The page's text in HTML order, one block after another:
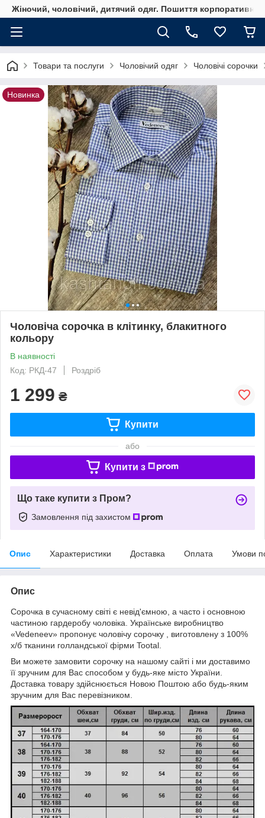
Жіночий, чоловічий, дитячий одяг. Пошиття
Товари та послуги Чоловічий одяг Чоловічі сорочки
Новинка
Чоловіча сорочка в клітинку, блакитного
кольору
В наявності
Код: РКД-47
Роздріб
1 299 ₴
Купити
або
Купити з
Що таке купити з Пром?
Замовлення під захистом
Опис Характеристики Доставка Оплата Умови
Опис
Сорочка в сучасному світі є невід'ємною, а часто і основною
частиною гардеробу чоловіка. Українське виробництво
«Vedeneev» пропонує чоловічу сорочку , виготовлену з 100%
х/б тканини голландської фірми Tootal.
Ви можете замовити сорочку на нашому сайті і ми доставимо
її зручним для Вас способом у будь-яке місто України.
Доставка товару здійснюється Новою Поштою або будь-яким
зручним для Вас перевізником.